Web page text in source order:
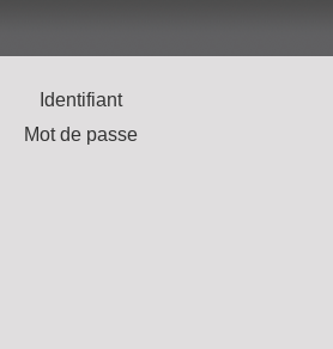
Identifiant
Mot de passe